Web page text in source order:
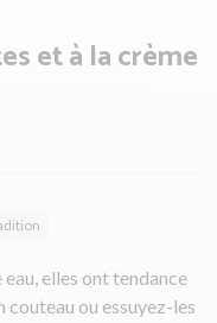
et à la crème
elles ont tendance
couteau ou essuyez-les